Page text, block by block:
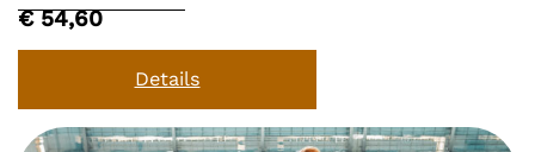
€ 54,60
Details